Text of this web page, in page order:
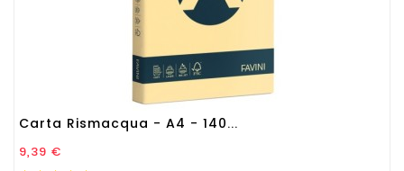
Carta Rismacqua - A4 - 140...
Prezzo
9,39 €